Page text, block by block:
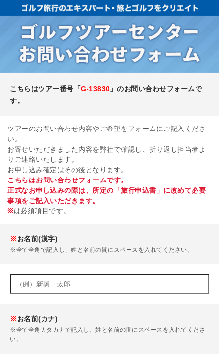
こちらはツアー番号「G-13830 」のお問い合わせフォームで
す。
ツアーのお問い合わせ内容やご希望をフォームにご記入くださ
い。
お寄せいただきました内容を弊社で確認し、折り返し担当者よ
りご連絡いたします。
お申し込み確定はその後となります。
こちらはお問い合わせフォームです。
正式なお申し込みの際は、所定の「旅行申込書」に改めて必要
事項をご記入いただきます。
※は必須項目です。
※お名前(漢字)
※全て全角で記入し、姓と名前の間にスペースを入れてください。
※お名前(カナ)
※全て全角カタカナで記入し、姓と名前の間にスペースを入れてくださ
い。